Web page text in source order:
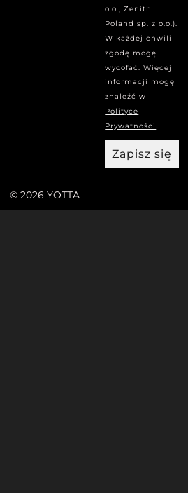
o.o., Zenith
Poland sp. z o.o.).
W każdej chwili
zgodę mogę
wycofać. Więcej
informacji mogę
znaleźć w
Polityce
Prywatności.
Zapisz się
© 2026 YOTTA